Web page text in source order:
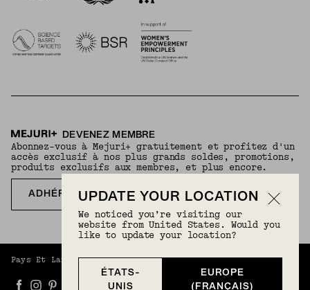
DEVENEZ MEMBRE
Abonnez-vous à Mejuri+ gratuitement et profitez d'un
accès exclusif à nos plus grands soldes, promotions,
produits exclusifs aux membres, et plus encore.
ADHÉREZ GRATUITEMENT
Pays Et Langue : Europe (Français)(EUR) | Français
UPDATE YOUR LOCATION
We noticed you’re visiting our
website from United States. Would you
like to update your location?
ÉTATS-
UNIS
EUROPE
(FRANÇAIS)